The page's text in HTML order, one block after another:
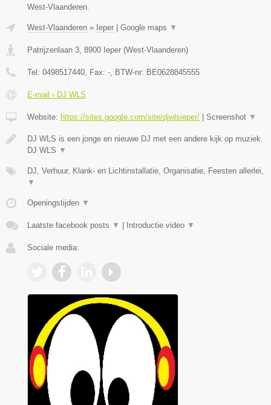
West-Vlaanderen.
West-Vlaanderen » Ieper Google maps ▼
Patrijzenlaan 3 8900 Ieper (West-Vlaanderen)
Tel: 0498517440 , Fax: - , BTW-nr: BE0628845555
E-mail › DJ WLS
Website: https://sites.google.com/site/djwlsieper/ Screenshot ▼
DJ WLS is een jonge en nieuwe DJ met een andere kijk op muziek.
DJ WLS ▼
DJ, Verhuur, Klank- en Lichtinstallatie, Organisatie, Feesten allerlei,
▼
Openingstijden ▼
Laatste facebook posts ▼ Introductie video ▼
Sociale media: